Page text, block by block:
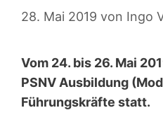
28. Mai 2019 von Ingo
Vom 24. bis 26. Mai
PSNV Ausbildung
Führungskräfte statt.